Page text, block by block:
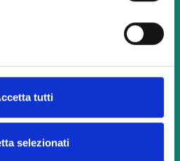
tutti
selezionati
visivo sia in negozio
e